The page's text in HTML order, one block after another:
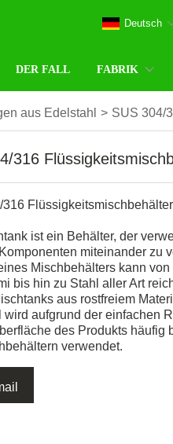
DER FALL FABRIK
Deutsch
aus Edelstahl > SUS 304/
316
316 Flüssigkeitsmischbehälter
ist ein Behälter, der
miteinander zu
Mischbehälters kann
bis hin zu Stahl aller Art
aus rostfreiem
wird aufgrund der einfachen
des Produkts häufig
verwendet.